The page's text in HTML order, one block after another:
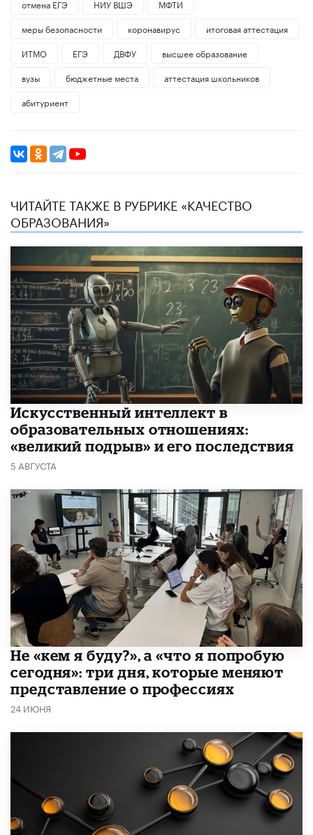
отмена ЕГЭ НИУ ВШЭ
МФТИ
меры безопасности
коронавирус
итоговая аттестация
ИТМО
ЕГЭ ДВФУ
высшее образование
вузы
бюджетные места
аттестация школьников
абитуриент
ЧИТАЙТЕ ТАКЖЕ В РУБРИКЕ «КАЧЕСТВО
ОБРАЗОВАНИЯ»
​Искусственный интеллект в
образовательных отношениях:
«великий подрыв» и его последствия
5 АВГУСТА
Не «кем я буду?», а «что я попробую
сегодня»: три дня, которые меняют
представление о профессиях
24 ИЮНЯ